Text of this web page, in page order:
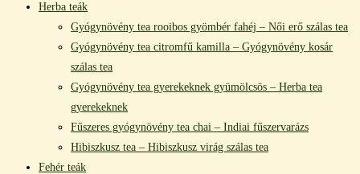
Herba teák
Gyógynövény tea rooibos gyömbér fahéj – Női erő szálas tea
Gyógynövény tea citromfű kamilla – Gyógynövény kosár
szálas tea
Gyógynövény tea gyerekeknek gyümölcsös – Herba tea
gyerekeknek
Fűszeres gyógynövény tea chai – Indiai fűszervarázs
Hibiszkusz tea – Hibiszkusz virág szálas tea
Fehér teák